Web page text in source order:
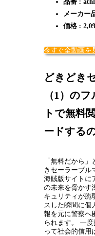
品番 :
メーカー
価格 :
今すぐ全動画を
どきどき
（1）の
トで無料
ードする
「無料だから
きセーラーブル
海賊版サイトに
の未来を脅かす
キュリティが脆
スした瞬間に個
報を元に警察へ
られます。 一
って社会的信用